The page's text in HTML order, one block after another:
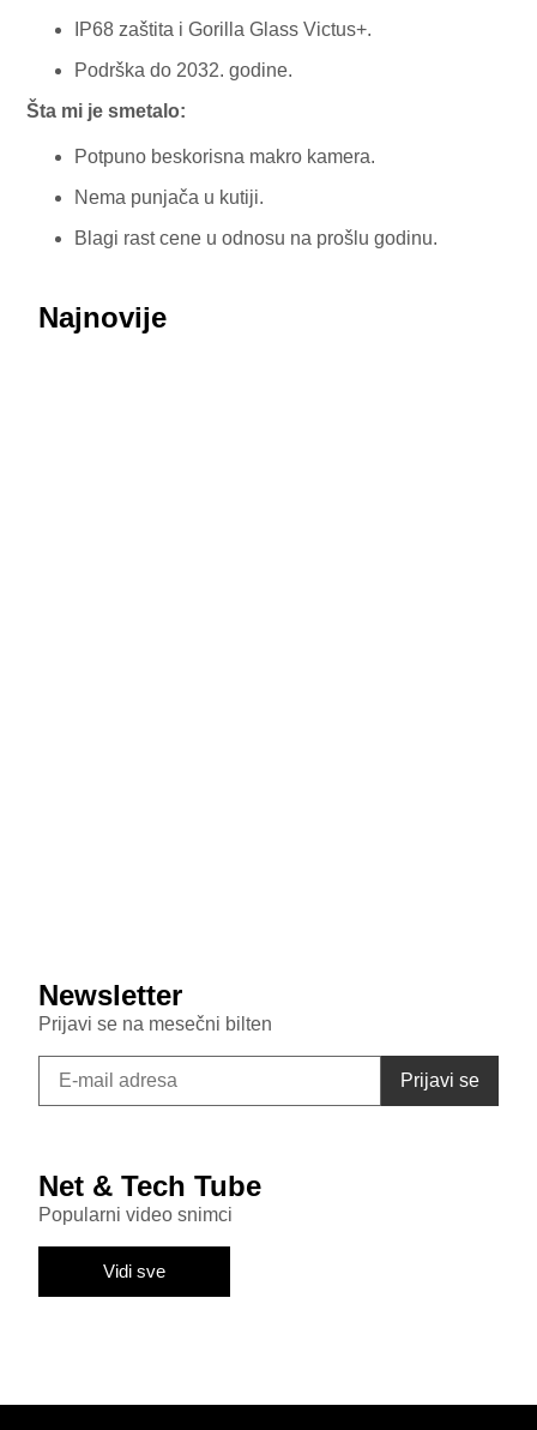
IP68 zaštita i Gorilla Glass Victus+.
Podrška do 2032. godine.
Šta mi je smetalo:
Potpuno beskorisna makro kamera.
Nema punjača u kutiji.
Blagi rast cene u odnosu na prošlu godinu.
Najnovije
Newsletter
Prijavi se na mesečni bilten
Net & Tech Tube
Popularni video snimci
Vidi sve